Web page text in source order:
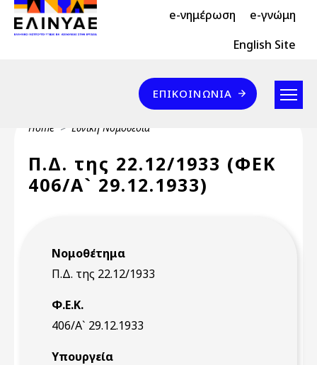
Skip to main content
Header Top 2 e-νημέρωση e-γνώμη
Header Top English Site
Επικοινωνία
ΕΠΙΚΟΙΝΩΝΊΑ
Breadcrumb
Home Εθνική Νομοθεσία
Π.Δ. της 22.12/1933 (ΦΕΚ
406/Α` 29.12.1933)
Νομοθέτημα
Π.Δ. της 22.12/1933
Φ.Ε.Κ.
406/Α` 29.12.1933
Υπουργεία